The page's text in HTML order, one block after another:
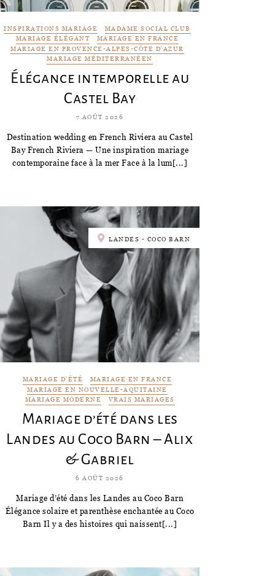
INSPIRATIONS MARIAGE
MADAME SOCIAL CLUB
MARIAGE ÉLÉGANT
MARIAGE EN FRANCE
MARIAGE EN PROVENCE-ALPES-CÔTE D'AZUR
MARIAGE MÉDITERRANÉEN
Élégance intemporelle au
Castel Bay
7 AOÛT 2026
Destination wedding en French Riviera au Castel
Bay French Riviera — Une inspiration mariage
contemporaine face à la mer Face à la lum[...]
LANDES - COCO BARN
MARIAGE D'ÉTÉ
MARIAGE EN FRANCE
MARIAGE EN NOUVELLE-AQUITAINE
MARIAGE MODERNE
VRAIS MARIAGES
Mariage d’été dans les
Landes au Coco Barn – Alix
& Gabriel
6 AOÛT 2026
Mariage d’été dans les Landes au Coco Barn
Élégance solaire et parenthèse enchantée au Coco
Barn Il y a des histoires qui naissent[...]